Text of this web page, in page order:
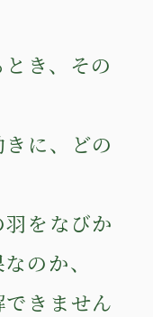
き、その
に、どの
をなびか
のか、
きません